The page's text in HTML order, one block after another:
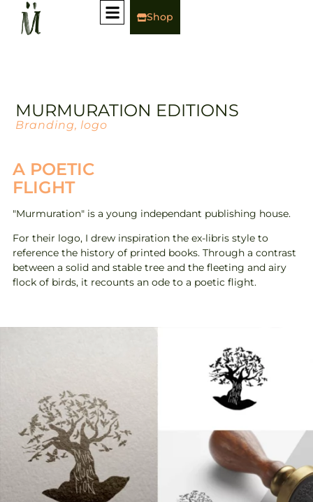
Shop
MURMURATION EDITIONS
Branding, logo
A POETIC
FLIGHT
"Murmuration" is a young independant publishing house.
For their logo, I drew inspiration the ex-libris style to
reference the history of printed books. Through a contrast
between a solid and stable tree and the fleeting and airy
flock of birds, it recounts an ode to a poetic flight.